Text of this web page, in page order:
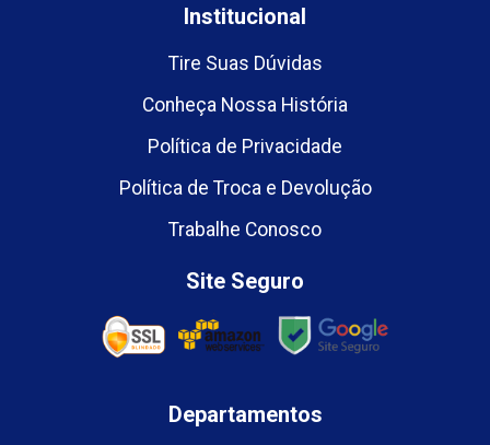
Institucional
Tire Suas Dúvidas
Conheça Nossa História
Política de Privacidade
Política de Troca e Devolução
Trabalhe Conosco
Site Seguro
Departamentos